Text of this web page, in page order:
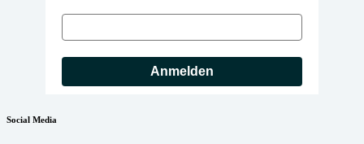
Anmelden
Social Media